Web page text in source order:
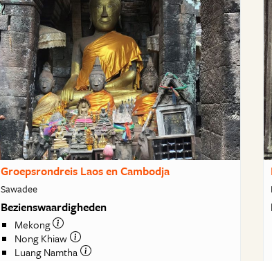
Groepsrondreis Laos en Cambodja
Sawadee
Bezienswaardigheden
Mekong
Nong Khiaw
Luang Namtha